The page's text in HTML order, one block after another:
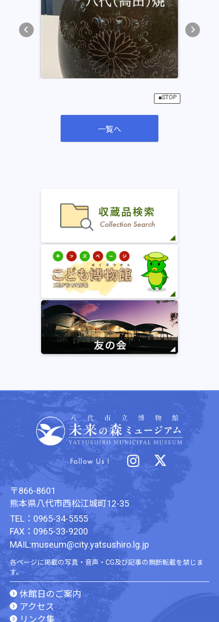
2026年05月01日
博物館のカフェでおくつろぎください。
2026年04月01日
高校生観覧料の無料化について
■STOP
一覧へ
〒866-8601
熊本県八代市西松江城町12-35
TEL：0965-34-5555
FAX：0965-33-9200
MAIL:museum@city.yatsushiro.lg.jp
各ページに掲載の写真・音声・CG及び記事の無断転載を禁じま
す。
休館日のご案内
アクセス
リンク集